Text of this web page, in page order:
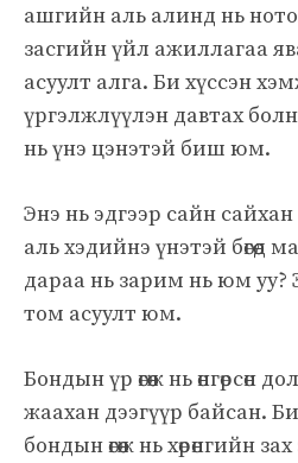
ашгийн аль алинд нь
засгийн үйл ажиллагаа
асуулт алга. Би хүссэн
үргэлжлүүлэн давтах
нь үнэ цэнэтэй биш юм.
Энэ нь эдгээр сайн
аль хэдийнэ үнэтэй бөгөөд
дараа нь зарим нь юм уу?
том асуулт юм.
Бондын үр өгөөж нь өнгөрсөн
жаахан дээгүүр байсан.
бондын өгөөж нь хөрөнгийн